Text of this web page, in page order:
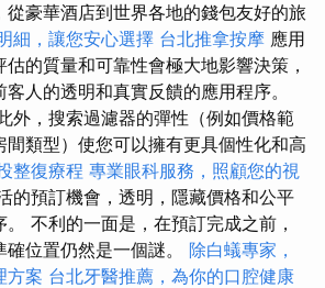
從豪華酒店到世界各地的錢包友好的旅
細，讓您安心選擇 台北推拿按摩 應用
的質量和可靠性會極大地影響決策，
人的透明和真實反饋的應用程序。
外，搜索過濾器的彈性（例如價格範
間類型）使您可以擁有更具個性化和高
整復療程 專業眼科服務，照顧您的視
的預訂機會，透明，隱藏價格和公平
不利的一面是，在預訂完成之前，
位置仍然是一個謎。 除白蟻專家，
方案 台北牙醫推薦，為你的口腔健康